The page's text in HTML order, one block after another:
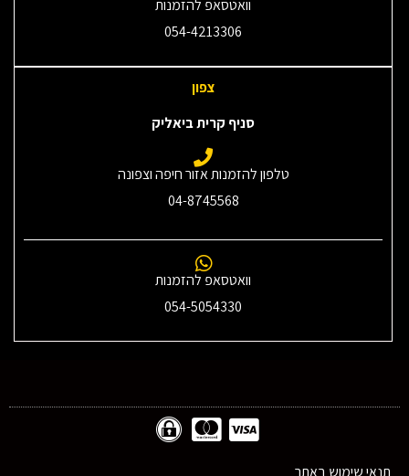
וואטסאפ להזמנות
054-4213306
צפון
סניף קרית ביאליק
טלפון להזמנות אזור חיפה וצפונה
04-8745568
וואטסאפ להזמנות
054-5054330
תנאי שימוש באתר